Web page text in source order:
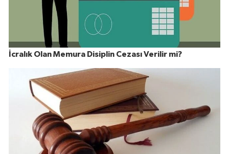
İcralık Olan Memura Disiplin Cezası Verilir mi?